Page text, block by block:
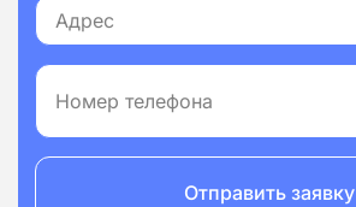
Отправить заявку